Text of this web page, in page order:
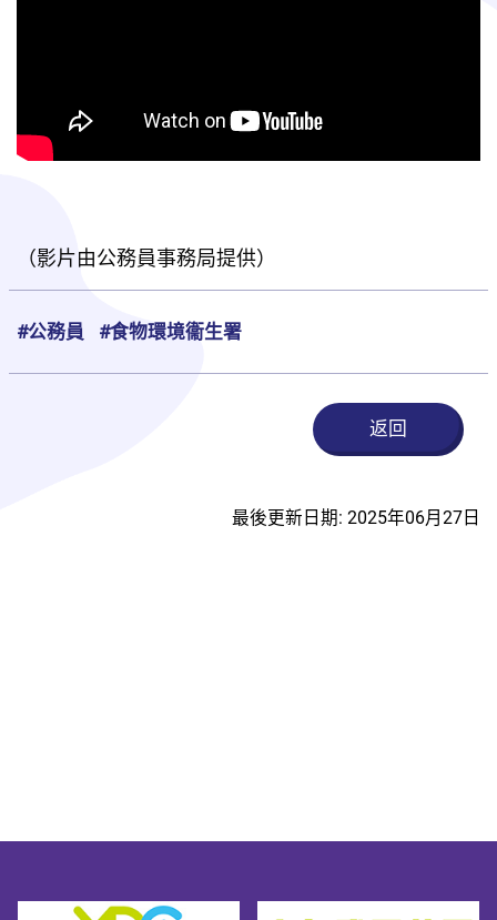
（影片由公務員事務局提供）
#公務員 #食物環境衞生署
返回
最後更新日期: 2025年06月27日